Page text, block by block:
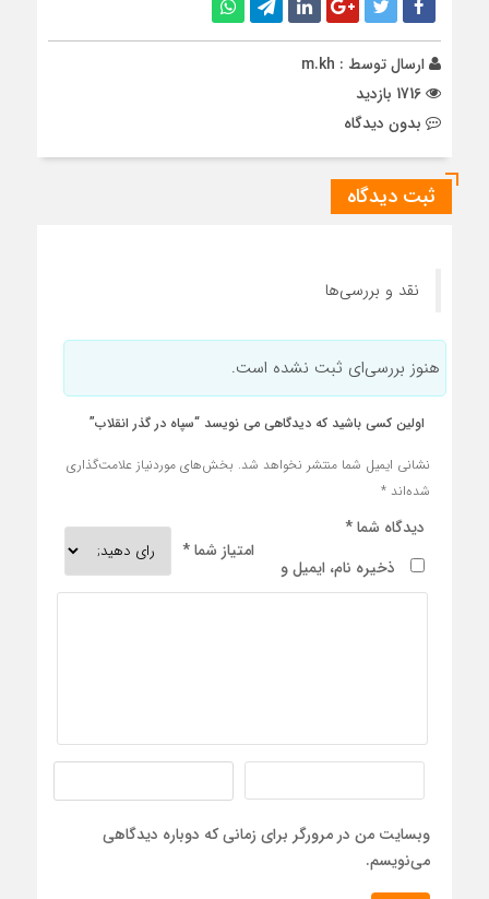
ارسال توسط : m.kh
بدون دیدگاه
ثبت دیدگاه
نقد و بررسی‌ها
هنوز بررسی‌ای ثبت نشده است.
اولین کسی باشید که دیدگاهی می نویسد “سپاه در گذر انقلاب”
نشانی ایمیل شما منتشر نخواهد شد. بخش‌های موردنیاز علامت‌گذاری
شده‌اند *
امتیاز شما*
دیدگاه شما*
ذخیره نام، ایمیل و
وبسایت من در مرورگر برای زمانی که دوباره دیدگاهی
می‌نویسم.